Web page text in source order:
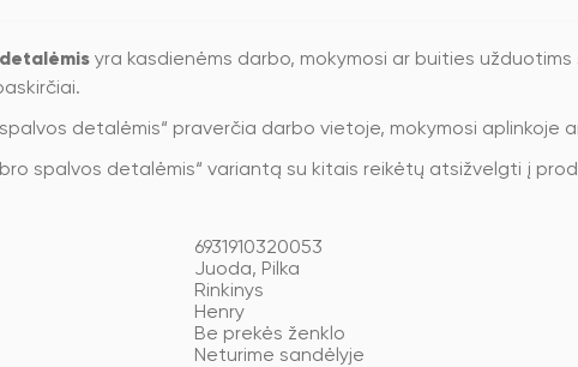
yra kasdienėms darbo, mokymosi ar buities
detalėmis“ praverčia darbo vietoje, mokymosi aplinkoje
spalvos detalėmis“ variantą su kitais reikėtų atsižvelgti į
6931910320053
Juoda, Pilka
Rinkinys
Henry
Be prekės ženklo
Neturime sandėlyje